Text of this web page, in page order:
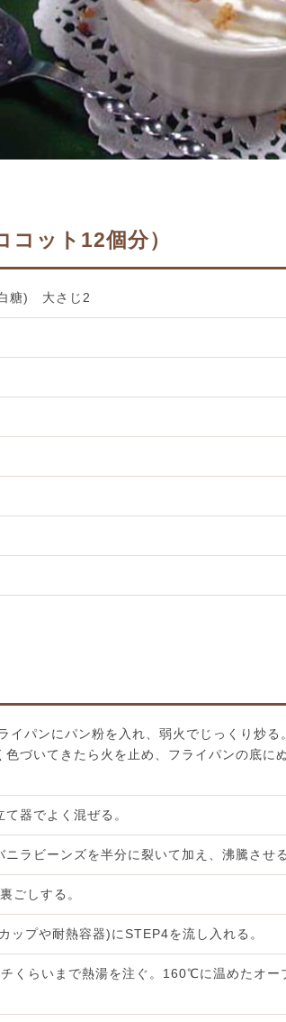
ット12個分）
糖) 大さじ2
イパンにパン粉を入れ、弱火でじっくり炒
色づいてきたら火を止め、フライパンの底
器でよく混ぜる。
ラビーンズを半分に裂いて加え、沸騰させる
ごしする。
ップや耐熱容器)にSTEP4を流し入れる。
くらいまで熱湯を注ぐ。160℃に温めたオ